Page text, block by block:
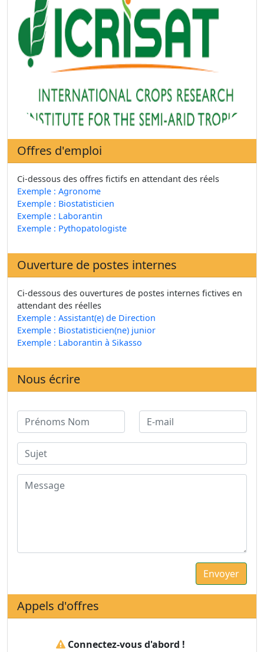
Offres d'emploi
Ci-dessous des offres fictifs en attendant des réels
Exemple : Agronome
Exemple : Biostatisticien
Exemple : Laborantin
Exemple : Pythopatologiste
Ouverture de postes internes
Ci-dessous des ouvertures de postes internes fictives en
attendant des réelles
Exemple : Assistant(e) de Direction
Exemple : Biostatisticien(ne) junior
Exemple : Laborantin à Sikasso
Nous écrire
Appels d'offres
Connectez-vous d'abord !